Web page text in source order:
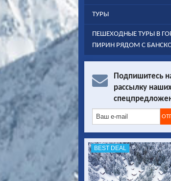
ТУРЫ
ПЕШЕХОДНЫЕ ТУРЫ В
ПИРИН РЯДОМ С
Подпишитесь
рассылку
BEST DEAL